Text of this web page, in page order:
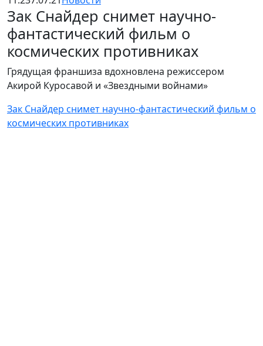
Зак Снайдер снимет научно-
фантастический фильм о
космических противниках
Грядущая франшиза вдохновлена режиссером
Акирой Куросавой и «Звездными войнами»
Зак Снайдер снимет научно-фантастический фильм о
космических противниках